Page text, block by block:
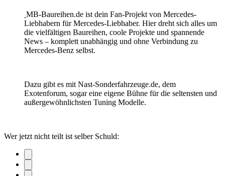
MB-Baureihen.de ist dein Fan-Projekt von Mercedes-
Liebhabern für Mercedes-Liebhaber. Hier dreht sich alles um
die vielfältigen Baureihen, coole Projekte und spannende
News – komplett unabhängig und ohne Verbindung zu
Mercedes-Benz selbst.
Dazu gibt es mit Nast-Sonderfahrzeuge.de, dem
Exotenforum, sogar eine eigene Bühne für die seltensten und
außergewöhnlichsten Tuning Modelle.
Wer jetzt nicht teilt ist selber Schuld: